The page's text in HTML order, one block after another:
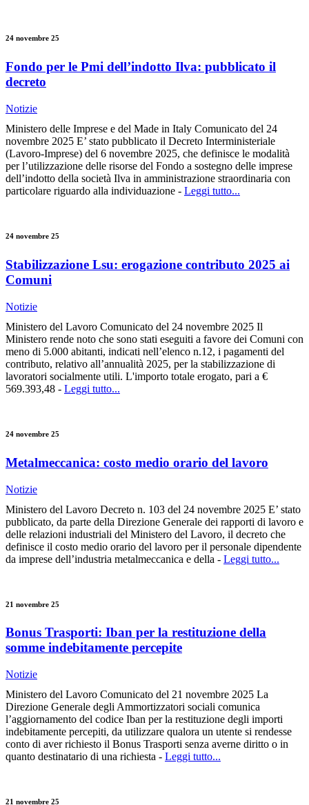
24 novembre 25
Fondo per le Pmi dell’indotto Ilva: pubblicato il
decreto
Notizie
Ministero delle Imprese e del Made in Italy Comunicato del 24
novembre 2025 E’ stato pubblicato il Decreto Interministeriale
(Lavoro-Imprese) del 6 novembre 2025, che definisce le modalità
per l’utilizzazione delle risorse del Fondo a sostegno delle imprese
dell’indotto della società Ilva in amministrazione straordinaria con
particolare riguardo alla individuazione - Leggi tutto...
24 novembre 25
Stabilizzazione Lsu: erogazione contributo 2025 ai
Comuni
Notizie
Ministero del Lavoro Comunicato del 24 novembre 2025 Il
Ministero rende noto che sono stati eseguiti a favore dei Comuni con
meno di 5.000 abitanti, indicati nell’elenco n.12, i pagamenti del
contributo, relativo all’annualità 2025, per la stabilizzazione di
lavoratori socialmente utili. L'importo totale erogato, pari a €
569.393,48 - Leggi tutto...
24 novembre 25
Metalmeccanica: costo medio orario del lavoro
Notizie
Ministero del Lavoro Decreto n. 103 del 24 novembre 2025 E’ stato
pubblicato, da parte della Direzione Generale dei rapporti di lavoro e
delle relazioni industriali del Ministero del Lavoro, il decreto che
definisce il costo medio orario del lavoro per il personale dipendente
da imprese dell’industria metalmeccanica e della - Leggi tutto...
21 novembre 25
Bonus Trasporti: Iban per la restituzione della
somme indebitamente percepite
Notizie
Ministero del Lavoro Comunicato del 21 novembre 2025 La
Direzione Generale degli Ammortizzatori sociali comunica
l’aggiornamento del codice Iban per la restituzione degli importi
indebitamente percepiti, da utilizzare qualora un utente si rendesse
conto di aver richiesto il Bonus Trasporti senza averne diritto o in
quanto destinatario di una richiesta - Leggi tutto...
21 novembre 25